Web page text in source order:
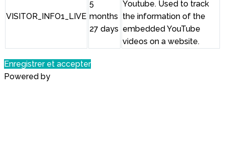
VISITOR_INFO1_LIVE
5
months
27 days
Youtube. Used to track
the information of the
embedded YouTube
videos on a website.
Enregistrer et accepter
Powered by